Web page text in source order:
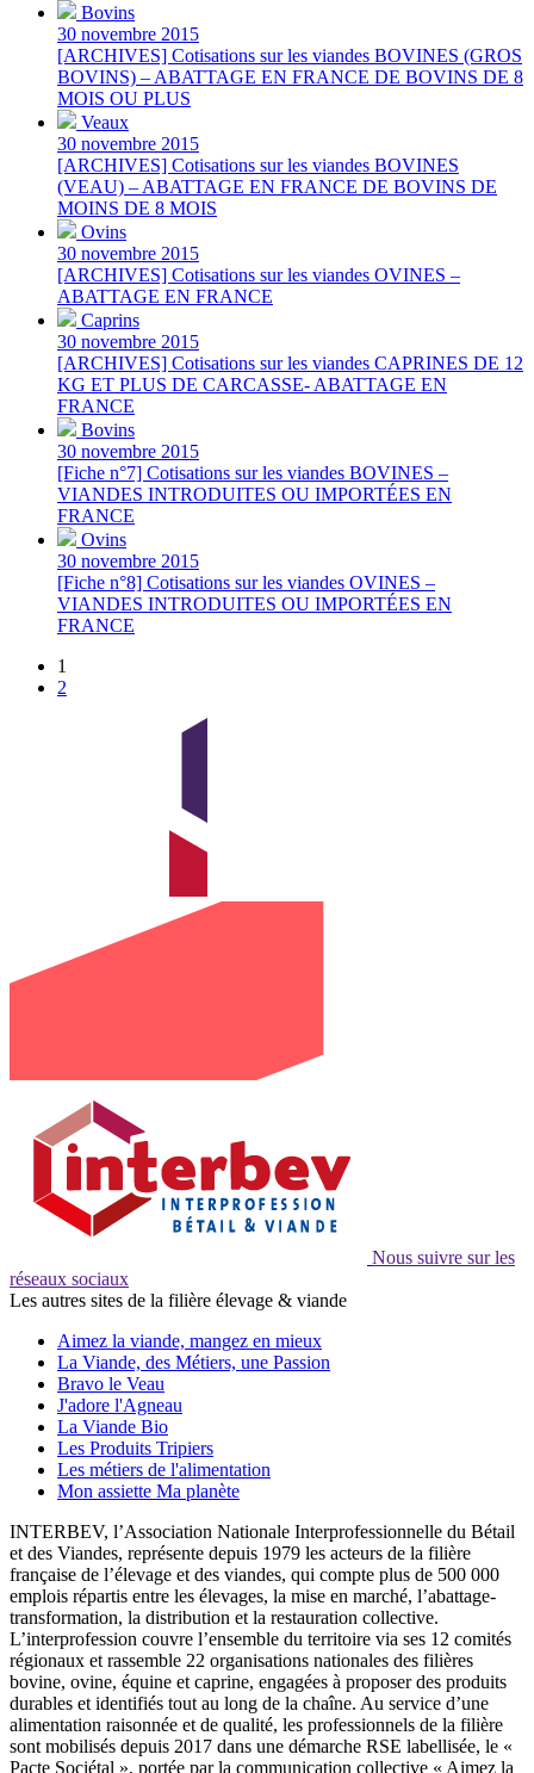
Bovins
30 novembre 2015
[ARCHIVES] Cotisations sur les viandes BOVINES (GROS
BOVINS) – ABATTAGE EN FRANCE DE BOVINS DE 8
MOIS OU PLUS
Veaux
30 novembre 2015
[ARCHIVES] Cotisations sur les viandes BOVINES
(VEAU) – ABATTAGE EN FRANCE DE BOVINS DE
MOINS DE 8 MOIS
Ovins
30 novembre 2015
[ARCHIVES] Cotisations sur les viandes OVINES –
ABATTAGE EN FRANCE
Caprins
30 novembre 2015
[ARCHIVES] Cotisations sur les viandes CAPRINES DE 12
KG ET PLUS DE CARCASSE- ABATTAGE EN
FRANCE
Bovins
30 novembre 2015
[Fiche n°7] Cotisations sur les viandes BOVINES –
VIANDES INTRODUITES OU IMPORTÉES EN
FRANCE
Ovins
30 novembre 2015
[Fiche n°8] Cotisations sur les viandes OVINES –
VIANDES INTRODUITES OU IMPORTÉES EN
FRANCE
1
2
Nous suivre sur les
réseaux sociaux
Les autres sites de la filière élevage & viande
Aimez la viande, mangez en mieux
La Viande, des Métiers, une Passion
Bravo le Veau
J'adore l'Agneau
La Viande Bio
Les Produits Tripiers
Les métiers de l'alimentation
Mon assiette Ma planète
INTERBEV, l’Association Nationale Interprofessionnelle du Bétail
et des Viandes, représente depuis 1979 les acteurs de la filière
française de l’élevage et des viandes, qui compte plus de 500 000
emplois répartis entre les élevages, la mise en marché, l’abattage-
transformation, la distribution et la restauration collective.
L’interprofession couvre l’ensemble du territoire via ses 12 comités
régionaux et rassemble 22 organisations nationales des filières
bovine, ovine, équine et caprine, engagées à proposer des produits
durables et identifiés tout au long de la chaîne. Au service d’une
alimentation raisonnée et de qualité, les professionnels de la filière
sont mobilisés depuis 2017 dans une démarche RSE labellisée, le «
Pacte Sociétal », portée par la communication collective « Aimez la